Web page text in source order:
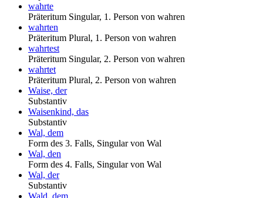
wahrte
Präteritum Singular, 1. Person von wahren
wahrten
Präteritum Plural, 1. Person von wahren
wahrtest
Präteritum Singular, 2. Person von wahren
wahrtet
Präteritum Plural, 2. Person von wahren
Waise, der
Substantiv
Waisenkind, das
Substantiv
Wal, dem
Form des 3. Falls, Singular von Wal
Wal, den
Form des 4. Falls, Singular von Wal
Wal, der
Substantiv
Wald, dem